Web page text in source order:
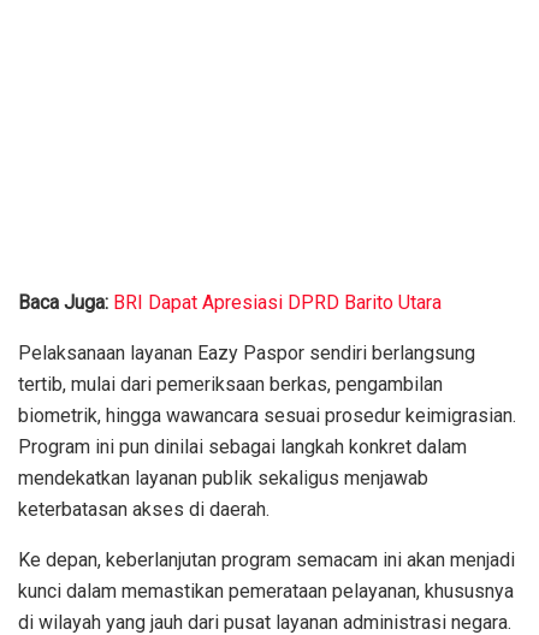
Baca Juga: BRI Dapat Apresiasi DPRD Barito Utara
Pelaksanaan layanan Eazy Paspor sendiri berlangsung
tertib, mulai dari pemeriksaan berkas, pengambilan
biometrik, hingga wawancara sesuai prosedur keimigrasian.
Program ini pun dinilai sebagai langkah konkret dalam
mendekatkan layanan publik sekaligus menjawab
keterbatasan akses di daerah.
Ke depan, keberlanjutan program semacam ini akan menjadi
kunci dalam memastikan pemerataan pelayanan, khususnya
di wilayah yang jauh dari pusat layanan administrasi negara.